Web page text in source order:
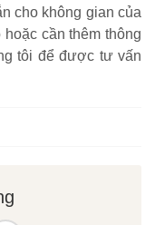
cho không gian của
cần thêm thông
tôi để được tư vấn